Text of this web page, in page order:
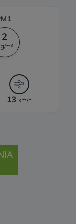
ich kopii;
danych;
danych;
danych;